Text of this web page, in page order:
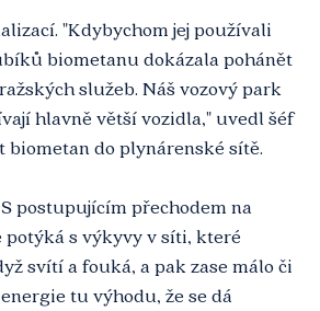
"Kdybychom jej používali
biometanu dokázala pohánět
služeb. Náš vozový park
hlavně větší vozidla," uvedl šéf
biometan do plynárenské sítě.
postupujícím přechodem na
potýká s výkyvy v síti, které
svítí a fouká, a pak zase málo či
tu výhodu, že se dá